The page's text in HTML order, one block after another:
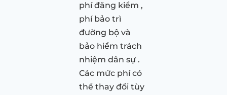
phí đăng kiểm ,
phí bảo trì
đường bộ và
bảo hiểm trách
nhiệm dân sự .
Các mức phí có
thể thay đổi tùy